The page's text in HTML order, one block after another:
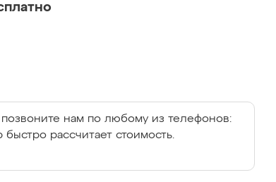
нам по любому из телефонов:
рассчитает стоимость.